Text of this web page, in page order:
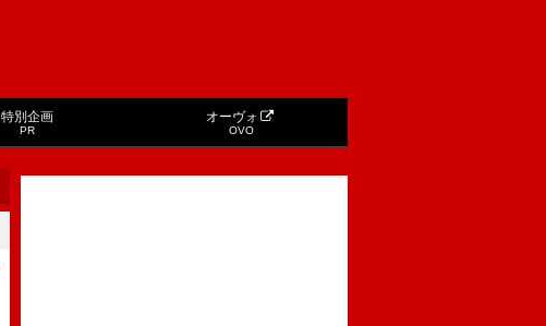
特別企画
PR
オーヴォ
OVO